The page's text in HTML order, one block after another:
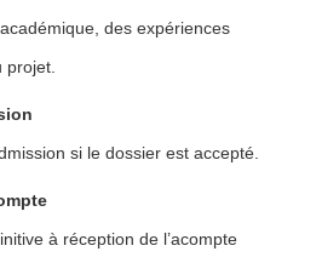
des expériences
projet.
si le dossier est accepté.
à réception de l’acompte